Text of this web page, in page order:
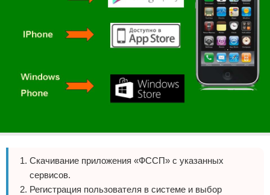
Скачивание приложения «ФССП» с указанных
сервисов.
Регистрация пользователя в системе и выбор